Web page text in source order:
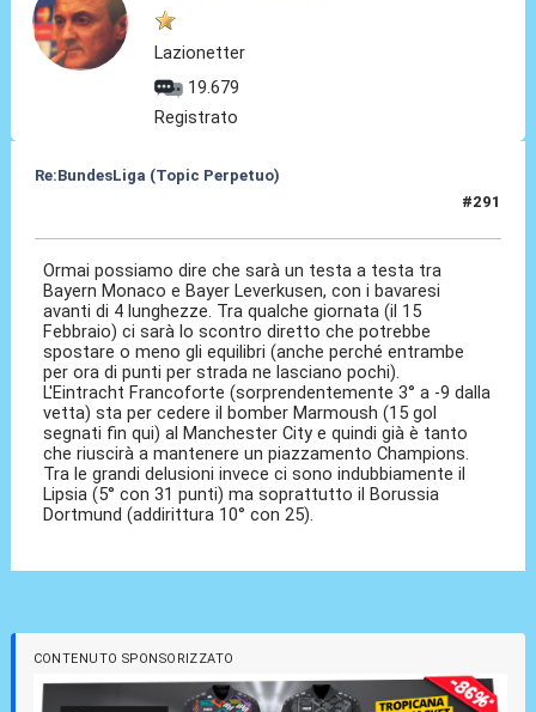
Lazionetter
19.679
Registrato
Re:BundesLiga (Topic Perpetuo)
#291
Ormai possiamo dire che sarà un testa a testa tra
Bayern Monaco e Bayer Leverkusen, con i bavaresi
avanti di 4 lunghezze. Tra qualche giornata (il 15
Febbraio) ci sarà lo scontro diretto che potrebbe
spostare o meno gli equilibri (anche perché entrambe
per ora di punti per strada ne lasciano pochi).
L'Eintracht Francoforte (sorprendentemente 3° a -9 dalla
vetta) sta per cedere il bomber Marmoush (15 gol
segnati fin qui) al Manchester City e quindi già è tanto
che riuscirà a mantenere un piazzamento Champions.
Tra le grandi delusioni invece ci sono indubbiamente il
Lipsia (5° con 31 punti) ma soprattutto il Borussia
Dortmund (addirittura 10° con 25).
CONTENUTO SPONSORIZZATO